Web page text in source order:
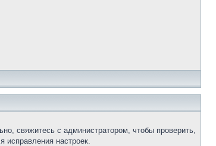
свяжитесь с администратором, чтобы проверить,
исправления настроек.